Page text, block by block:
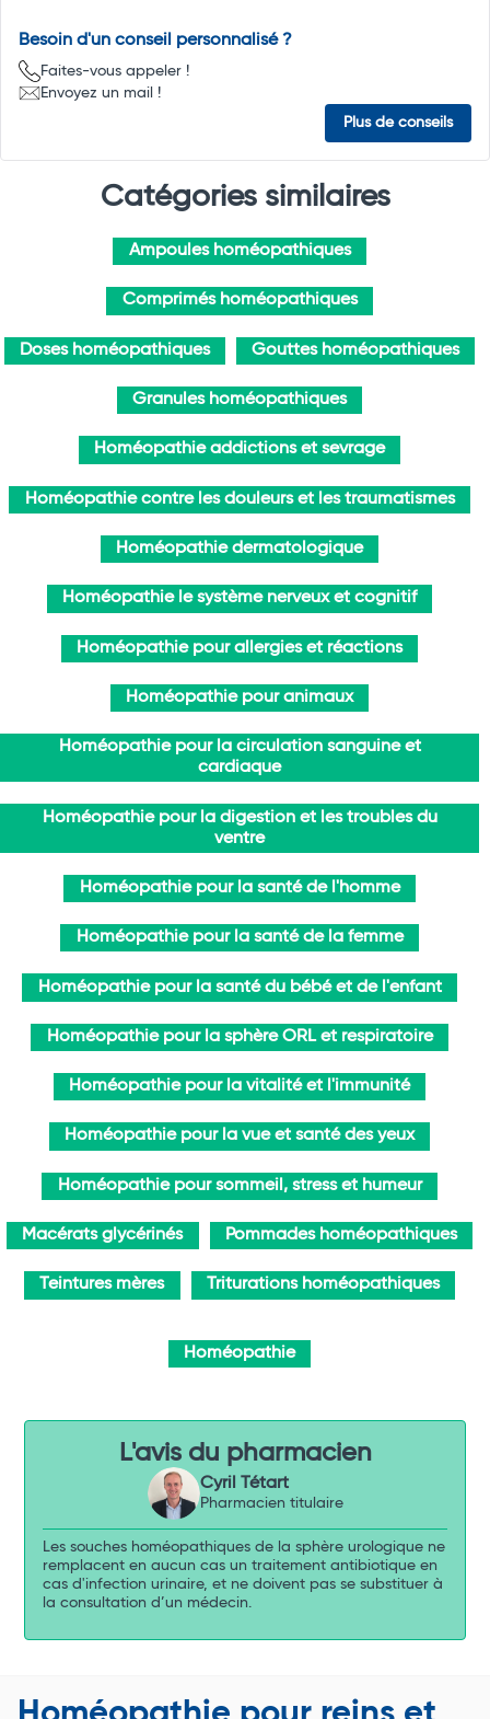
Besoin d'un conseil personnalisé ?
Faites-vous appeler !
Envoyez un mail !
Plus de conseils
Catégories similaires
Ampoules homéopathiques
Comprimés homéopathiques
Doses homéopathiques Gouttes homéopathiques
Granules homéopathiques
Homéopathie addictions et sevrage
Homéopathie contre les douleurs et les traumatismes
Homéopathie dermatologique
Homéopathie le système nerveux et cognitif
Homéopathie pour allergies et réactions
Homéopathie pour animaux
Homéopathie pour la circulation sanguine et
cardiaque
Homéopathie pour la digestion et les troubles du
ventre
Homéopathie pour la santé de l'homme
Homéopathie pour la santé de la femme
Homéopathie pour la santé du bébé et de l'enfant
Homéopathie pour la sphère ORL et respiratoire
Homéopathie pour la vitalité et l'immunité
Homéopathie pour la vue et santé des yeux
Homéopathie pour sommeil, stress et humeur
Macérats glycérinés Pommades homéopathiques
Teintures mères Triturations homéopathiques
Homéopathie
L'avis du pharmacien
Cyril Tétart
Pharmacien titulaire
Les souches homéopathiques de la sphère urologique ne
remplacent en aucun cas un traitement antibiotique en
cas d'infection urinaire, et ne doivent pas se substituer à
la consultation d’un médecin.